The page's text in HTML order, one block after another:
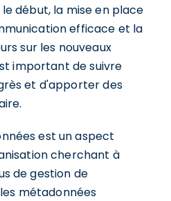
début, la mise en place
efficace et la
sur les nouveaux
important de suivre
et d'apporter des
est un aspect
cherchant à
de gestion de
métadonnées